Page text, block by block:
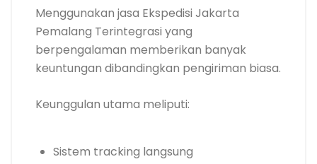
Menggunakan jasa Ekspedisi Jakarta
Pemalang Terintegrasi yang
berpengalaman memberikan banyak
keuntungan dibandingkan pengiriman biasa.
Keunggulan utama meliputi:
Sistem tracking langsung